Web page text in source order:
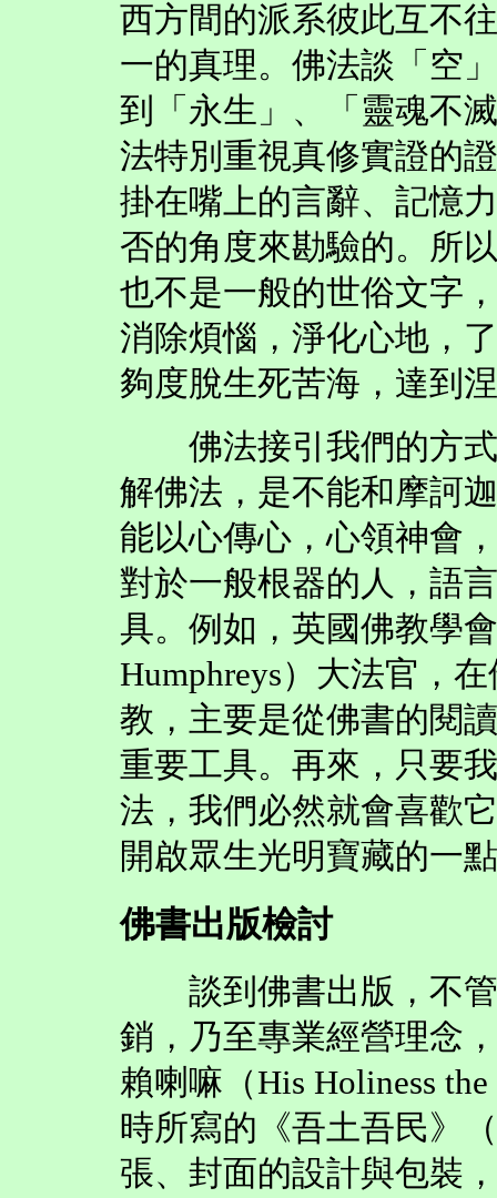
西方間的派系彼此互不
一的真理。佛法談「空
到「永生」、「靈魂不
法特別重視真修實證的
掛在嘴上的言辭、記憶
否的角度來勘驗的。所
也不是一般的世俗文字
消除煩惱，淨化心地，
夠度脫生死苦海，達到
佛法接引我們的方式
解佛法，是不能和摩訶
能以心傳心，心領神會
對於一般根器的人，語
具。例如，英國佛教學
Humphreys）大法官，
教，主要是從佛書的閱
重要工具。再來，只要
法，我們必然就會喜歡
開啟眾生光明寶藏的一
佛書出版檢討
談到佛書出版，不管
銷，乃至專業經營理念
賴喇嘛（His Holiness
時所寫的《吾土吾民》
張、封面的設計與包裝